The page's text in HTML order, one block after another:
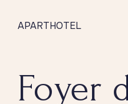
APARTHOTEL
Foyer